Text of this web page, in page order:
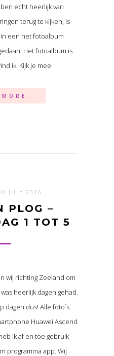
echt heerlijk van
terug te kijken, is
een het fotoalbum
Het fotoalbum is
ik. Kijk je mee
JULY 2016
PLOG –
1 TOT 5
wij richting Zeeland om
heerlijk dagen gehad.
dagen dus! Alle foto`s
Huawei Ascend
ik af en toe gebruik
programma app. Wij